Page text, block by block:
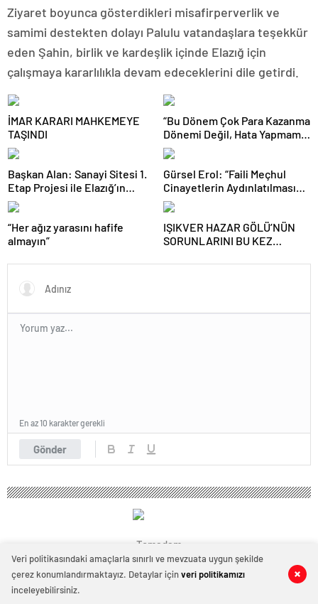
0 0
Ziyaret boyunca gösterdikleri misafirperverlik ve
samimi destekten dolayı Palulu vatandaşlara teşekkür
eden Şahin, birlik ve kardeşlik içinde Elazığ için
çalışmaya kararlılıkla devam edeceklerini dile getirdi.
İMAR KARARI MAHKEMEYE
TAŞINDI
“Bu Dönem Çok Para Kazanma
Dönemi Değil, Hata Yapmama
Dönemidir”
Başkan Alan: Sanayi Sitesi 1.
Etap Projesi ile Elazığ’ın
Üretim Gücü Daha da Artacak”
Gürsel Erol: “Faili Meçhul
Cinayetlerin Aydınlatılması
Türkiye İçin Tarihi Bir
Sorumluluktur”
“Her ağız yarasını hafife
almayın”
IŞIKVER HAZAR GÖLÜ’NÜN
SORUNLARINI BU KEZ
BAKANLIĞI GÜNDEMİNE
Gönder
En az 10 karakter gerekli
Temadam
Veri politikasındaki amaçlarla sınırlı ve mevzuata uygun şekilde
çerez konumlandırmaktayız. Detaylar içinveri politikamızı
inceleyebilirsiniz.